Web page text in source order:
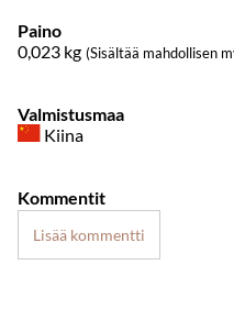
Paino
0,023 kg (Sisältää mahdollisen
Valmistusmaa
Kiina
Kommentit
Lisää kommentti